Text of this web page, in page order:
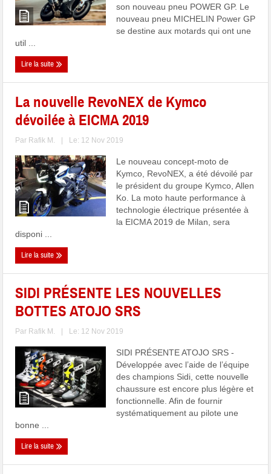
son nouveau pneu POWER GP. Le
nouveau pneu MICHELIN Power GP
se destine aux motards qui ont une
util ...
Lire la suite
La nouvelle RevoNEX de Kymco
dévoilée à EICMA 2019
Par Rafik M. Le: 12 Nov 2019
Le nouveau concept-moto de
Kymco, RevoNEX, a été dévoilé par
le président du groupe Kymco, Allen
Ko. La moto haute performance à
technologie électrique présentée à
la EICMA 2019 de Milan, sera
disponi ...
Lire la suite
SIDI PRÉSENTE LES NOUVELLES
BOTTES ATOJO SRS
Par Rafik M. Le: 12 Nov 2019
SIDI PRÉSENTE ATOJO SRS -
Développée avec l’aide de l’équipe
des champions Sidi, cette nouvelle
chaussure est encore plus légère et
fonctionnelle. Afin de fournir
systématiquement au pilote une
bonne ...
Lire la suite